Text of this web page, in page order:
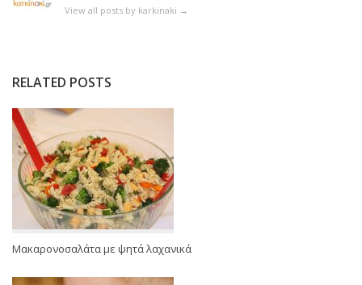
View all posts by karkinaki →
RELATED POSTS
Μακαρονοσαλάτα με ψητά λαχανικά